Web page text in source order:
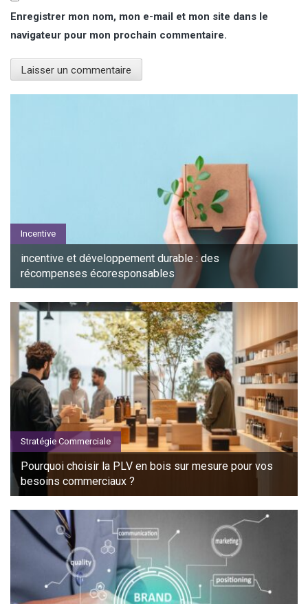
Enregistrer mon nom, mon e-mail et mon site dans le
navigateur pour mon prochain commentaire.
Incentive
incentive et développement durable : des
récompenses écoresponsables
Stratégie Commerciale
Pourquoi choisir la PLV en bois sur mesure pour vos
besoins commerciaux ?